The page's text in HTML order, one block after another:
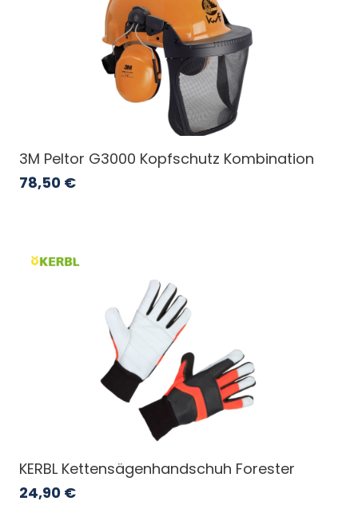
3M Peltor G3000 Kopfschutz Kombination
78,50 €
KERBL Kettensägenhandschuh Forester
24,90 €